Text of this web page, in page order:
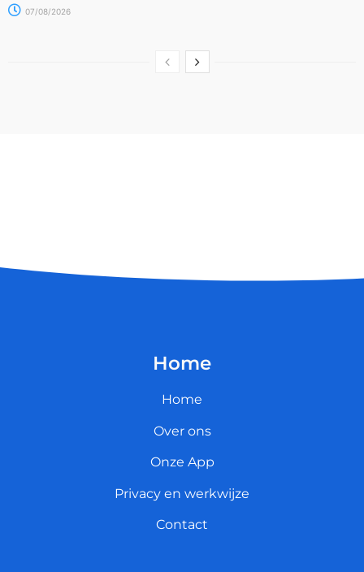
07/08/2026
Home
Home
Over ons
Onze App
Privacy en werkwijze
Contact